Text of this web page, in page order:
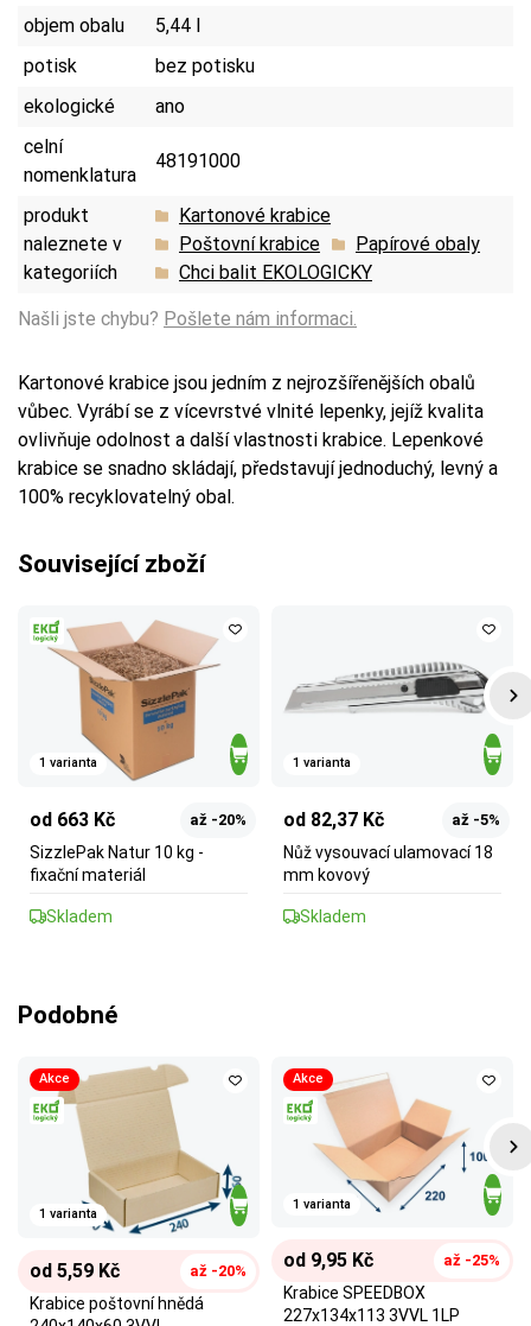
objem obalu
5,44 l
potisk
bez potisku
ekologické
ano
celní
nomenklatura
48191000
produkt
naleznete v
kategoriích
Kartonové krabice
Poštovní krabice
Papírové obaly
Chci balit EKOLOGICKY
Našli jste chybu? Pošlete nám informaci.
Kartonové krabice jsou jedním z nejrozšířenějších obalů
vůbec. Vyrábí se z vícevrstvé vlnité lepenky, jejíž kvalita
ovlivňuje odolnost a další vlastnosti krabice. Lepenkové
krabice se snadno skládají, představují jednoduchý, levný a
100% recyklovatelný obal.
Související zboží
1 varianta
od 663 Kč až -20%
SizzlePak Natur 10 kg -
fixační materiál
Skladem
1 varianta
od 82,37 Kč až -5%
Nůž vysouvací ulamovací 18
mm kovový
Skladem
Podobné
Akce
1 varianta
od 5,59 Kč až -20%
Krabice poštovní hnědá
Akce
1 varianta
od 9,95 Kč až -25%
Krabice SPEEDBOX
227x134x113 3VVL 1LP